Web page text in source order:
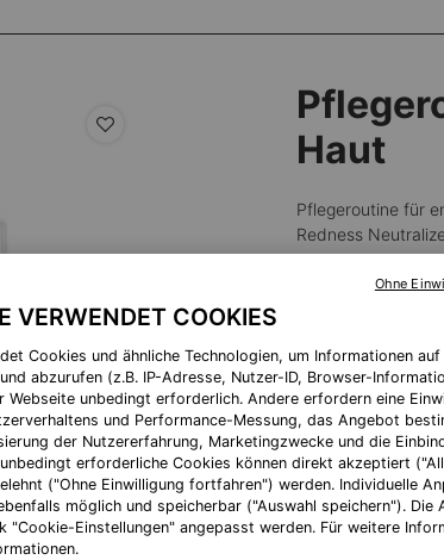
Haut
Pflegeroutine für
Redness
Sternen,
Read
24
Reviews.
Link
zur
gleichen
Seite.
SERUM 10: Ein
Pflege bietet allen
Alter Preis
CHF 311,00
Neuer Preis
Super Neuigkeiten!
VERWENDET COOKIES
Cookies und ähnliche Technologien, um Informationen auf
abzurufen (z.B. IP-Adresse, Nutzer-ID, Browser-
Webseite unbedingt erforderlich. Andere erfordern eine
und Performance-Messung, das Angebot
der Nutzererfahrung, Marketingzwecke und die
erforderliche Cookies können direkt akzeptiert
("Ohne Einwilligung fortfahren") werden. Individuelle
möglich und speicherbar ("Auswahl speichern"). Die
"Cookie-Einstellungen" angepasst werden. Für weitere
Ohne